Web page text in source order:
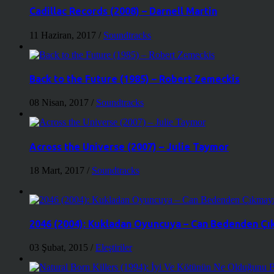
Cadillac Records (2008) – Darnell Martin
11 Haziran, 2017 / Soundtracks
Back to the Future (1985) – Robert Zemeckis
08 Nisan, 2017 / Soundtracks
Across the Universe (2007) – Julie Taymor
18 Mart, 2017 / Soundtracks
2046 (2004): Kukladan Oyuncuya – Can Bedenden
03 Şubat, 2015 / Eleştiriler